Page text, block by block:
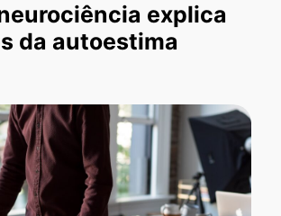
explica
da autoestima